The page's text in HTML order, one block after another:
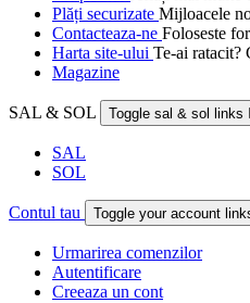
Plăți securizate Mijloacele
Contacteaza-ne Foloseste
Harta site-ului Te-ai ratacit?
Magazine
SAL & SOL Toggle sal & sol links
SAL
SOL
Contul tau Toggle your account
Urmarirea comenzilor
Autentificare
Creeaza un cont